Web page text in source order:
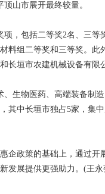
山市展开最终较量。
，包括二等奖2名、三等
料组二等奖和三等奖。此
长垣市农建机械设备有限
生物医药、高端装备制造
其中长垣市独占5家，集
政策的基础上，通过开
发展提供更强助力。(王永